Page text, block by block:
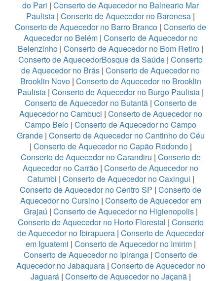
do Pari | Conserto de Aquecedor no Balneario Mar
Paulista | Conserto de Aquecedor no Baronesa |
Conserto de Aquecedor no Barro Branco | Conserto de
Aquecedor no Belém| Conserto de Aquecedor no
Belenzinho | Conserto de Aquecedor no Bom Retiro |
Conserto de AquecedorBosque da Saúde | Conserto
de Aquecedor no Brás | Conserto de Aquecedor no
Brooklin Novo| Conserto de Aquecedor no Brooklin
Paulista | Conserto de Aquecedor no Burgo Paulista |
Conserto de Aquecedor no Butantã| Conserto de
Aquecedor no Cambuci | Conserto de Aquecedor no
Campo Belo | Conserto de Aquecedor no Campo
Grande| Conserto de Aquecedor no Cantinho do Céu
| Conserto de Aquecedor no Capão Redondo|
Conserto de Aquecedor no Carandiru | Conserto de
Aquecedor no Carrão | Conserto de Aquecedor no
Catumbi | Conserto de Aquecedor no Caxingui |
Conserto de Aquecedor no Centro SP | Conserto de
Aquecedor no Cursino| Conserto de Aquecedor em
Grajaú | Conserto de Aquecedor no Higienopolis|
Conserto de Aquecedor no Horto Florestal | Conserto
de Aquecedor no Ibirapuera| Conserto de Aquecedor
em Iguatemi | Conserto de Aquecedor no Imirim|
Conserto de Aquecedor no Ipiranga | Conserto de
Aquecedor no Jabaquara| Conserto de Aquecedor no
Jaguará| Conserto de Aquecedor no Jaçanã|